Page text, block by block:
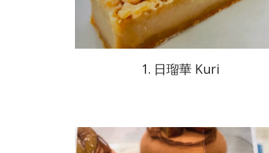
1. 日瑠華 Kuri